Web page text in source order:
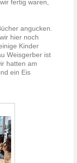
fertig waren,
angucken.
hier noch
Kinder
Weisgerber ist
hatten am
ein Eis